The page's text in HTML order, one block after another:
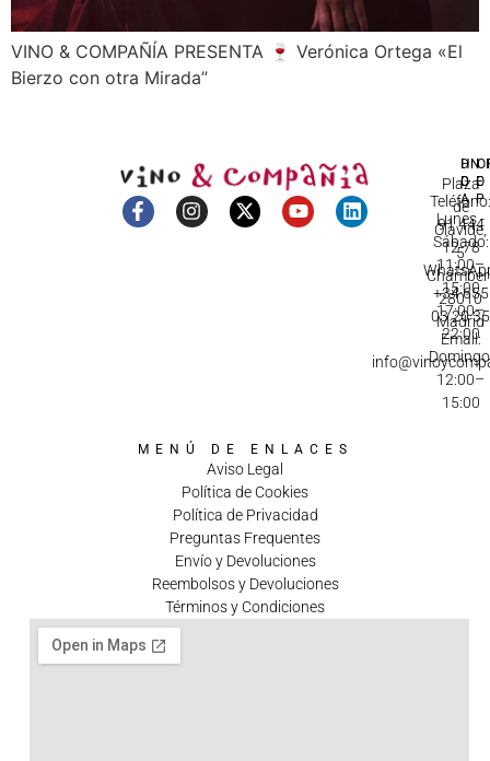
VINO & COMPAÑÍA PRESENTA 🍷 Verónica Ortega «El
Bierzo con otra Mirada”
Plaza
de
Olavide,
5
28010
Madrid
DE
Lunes -
Sábado:
11:00–
15:00
17:00–
22:00
12:00–
15:00
91 444
12 78
+34 655
03 20 35
Email:
MENÚ DE ENLACES
Aviso Legal
Política de Cookies
Política de Privacidad
Preguntas Frequentes
Envío y Devoluciones
Reembolsos y Devoluciones
Términos y Condiciones